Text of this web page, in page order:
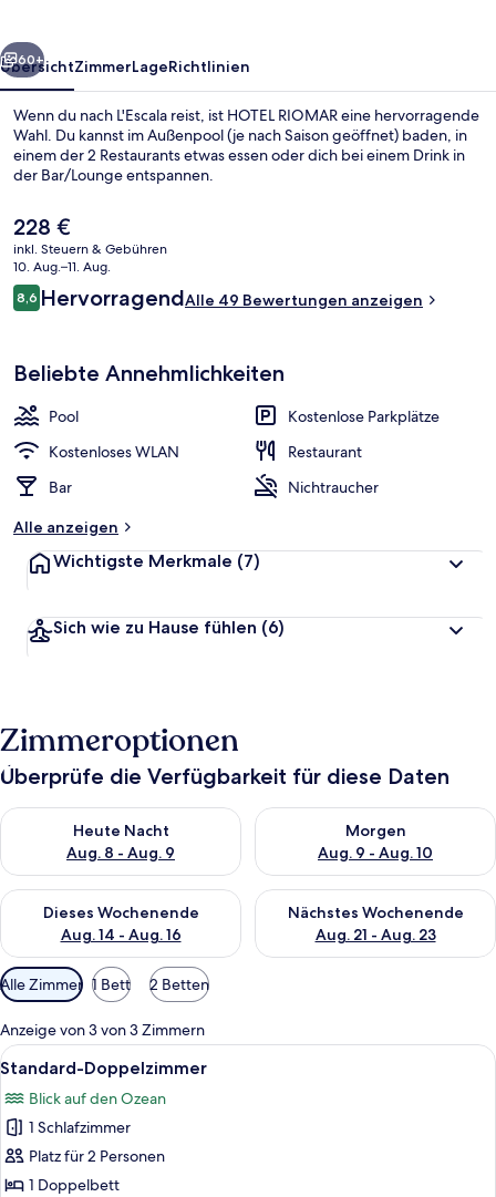
Restaurant
Weiter
60+
ÜbersichtZimmerLageRichtlinien
Wenn du nach L'Escala reist, ist HOTEL RIOMAR eine hervorragende
Wahl. Du kannst im Außenpool (je nach Saison geöffnet) baden, in
einem der 2 Restaurants etwas essen oder dich bei einem Drink in
der Bar/Lounge entspannen.
Der
aktuelle
Preis
beträgt
228 €.
228 €
inkl. Steuern & Gebühren
10. Aug.–11. Aug.
Bewertungen
8,68,6 von 10.
HervorragendAlle 49 Bewertungen anzeigen
Beliebte Annehmlichkeiten
Pool
Kostenlose Parkplätze
Kostenloses WLAN
Restaurant
Bar
Nichtraucher
Alle anzeigen
Wichtigste Merkmale (7)
Sich wie zu Hause fühlen (6)
Zimmeroptionen
Überprüfe die Verfügbarkeit für diese Daten
Heute Nacht
Aug. 8 - Aug. 9
Überprüfe die Verfügbarkeit für heute Nacht, Aug. 8 - Aug. 9.
Morgen
Aug. 9 - Aug. 10
Überprüfe die Verfügbarkeit
Dieses Wochenende
Aug. 14 - Aug. 16
Überprüfe die Verfügbarkeit für dieses Wochenende, Aug. 14
Nächstes Wochenende
Aug. 21 - Aug. 23
Überprüfe die Verfügbarkeit
Verfügbare
Filter
für
Zimmer
Alle Zimmer 1 Bett 2 Betten
Anzeige von 3 von 3 Zimmern
Alle
Fotos
für
Standard-
Doppelzimmer
anzeigen
Ländliche Landschaft mit blauem
1
Standard-Doppelzimmer
Blick auf den Ozean
1 Schlafzimmer
Platz für 2 Personen
1 Doppelbett